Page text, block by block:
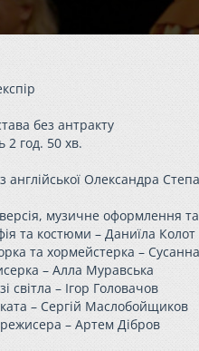
без антракту
2 год. 50 хв.
англійської Олександра
музичне оформлення
та костюми – Даниїла Колот
та хормейстерка –
– Алла Муравська
світла – Ігор Головачов
– Сергій Маслобойщиков
– Артем Дібров